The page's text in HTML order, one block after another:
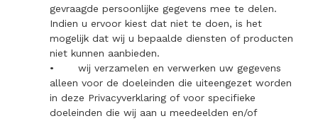
gevraagde persoonlijke gegevens mee te delen.
Indien u ervoor kiest dat niet te doen, is het
mogelijk dat wij u bepaalde diensten of producten
niet kunnen aanbieden.
•
wij verzamelen en verwerken uw gegevens
alleen voor de doeleinden die uiteengezet worden
in deze Privacyverklaring of voor specifieke
doeleinden die wij aan u meedeelden en/of